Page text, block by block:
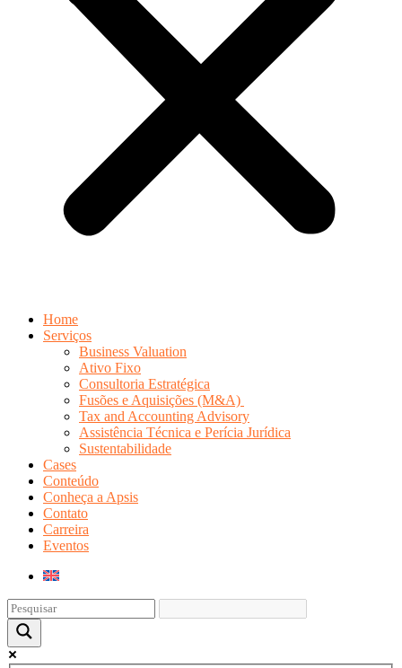
Home
Serviços
Business Valuation
Ativo Fixo
Consultoria Estratégica
Fusões e Aquisições (M&A)
Tax and Accounting Advisory
Assistência Técnica e Perícia Jurídica
Sustentabilidade
Cases
Conteúdo
Conheça a Apsis
Contato
Carreira
Eventos